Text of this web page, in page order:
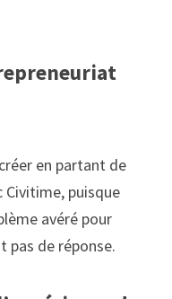
en partant de
Civitime, puisque
avéré pour
pas de réponse.